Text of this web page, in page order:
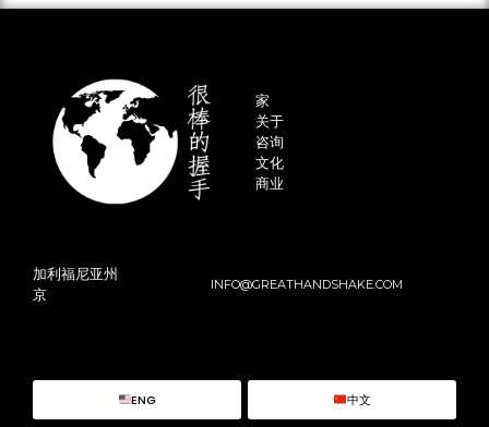
家
关于
咨询
文化
商业
加利福尼亚州
京
INFO@GREATHANDSHAKE.COM
ENG 中文